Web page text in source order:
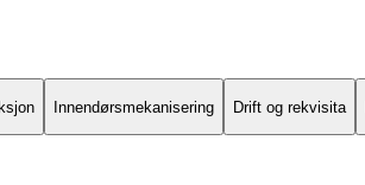
Innendørsmekanisering Drift og rekvisita